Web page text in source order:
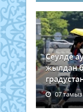
Сеулде
жылдан
07 тамыз